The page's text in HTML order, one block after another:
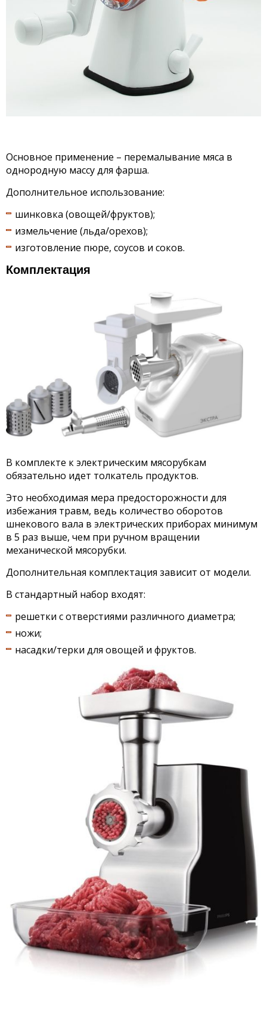
Основное применение – перемалывание мяса в
однородную массу для фарша.
Дополнительное использование:
шинковка (овощей/фруктов);
измельчение (льда/орехов);
изготовление пюре, соусов и соков.
Комплектация
В комплекте к электрическим мясорубкам
обязательно идет толкатель продуктов.
Это необходимая мера предосторожности для
избежания травм, ведь количество оборотов
шнекового вала в электрических приборах минимум
в 5 раз выше, чем при ручном вращении
механической мясорубки.
Дополнительная комплектация зависит от модели.
В стандартный набор входят:
решетки c отверстиями различного диаметра;
ножи;
насадки/терки для овощей и фруктов.